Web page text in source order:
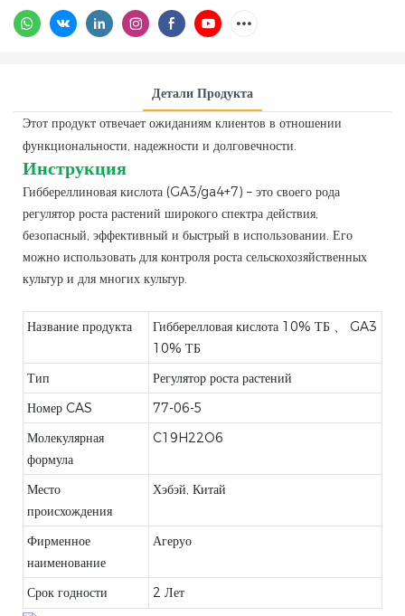
Детали Продукта
Этот продукт отвечает ожиданиям клиентов в отношении
функциональности, надежности и долговечности.
Инструкция
Гиббереллиновая кислота (GA3/ga4+7) – это своего рода
регулятор роста растений широкого спектра действия,
безопасный, эффективный и быстрый в использовании. Его
можно использовать для контроля роста сельскохозяйственных
культур и для многих культур.
Название продукта
Гибберелловая кислота 10% ТБ 、 GA3
10% ТБ
Тип
Регулятор роста растений
Номер CAS
77-06-5
Молекулярная
формула
C19H22O6
Место
происхождения
Хэбэй, Китай
Фирменное
наименование
Агеруо
Срок годности 2 Лет